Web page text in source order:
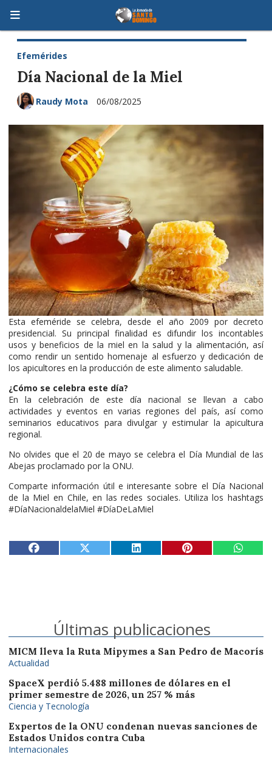
Día Nacional de la Miel
Efemérides
06/08/2025
Raudy Mota
Esta efeméride se celebra, desde el año 2009 por decreto
presidencial. Su principal finalidad es difundir los incontables
usos y beneficios de la miel en la salud y la alimentación, así
como rendir un sentido homenaje al esfuerzo y dedicación de
los apicultores en la producción de este alimento saludable.
¿Cómo se celebra este día?
En la celebración de este día nacional se llevan a cabo
actividades y eventos en varias regiones del país, así como
seminarios educativos para divulgar y estimular la apicultura
regional.
No olvides que el 20 de mayo se celebra el Día Mundial de las
Abejas proclamado por la ONU.
Comparte información útil e interesante sobre el Día Nacional
de la Miel en Chile, en las redes sociales. Utiliza los hashtags
#DíaNacionaldelaMiel #DíaDeLaMiel
Últimas publicaciones
MICM lleva la Ruta Mipymes a San Pedro de Macorís
Actualidad
SpaceX perdió 5.488 millones de dólares en el
primer semestre de 2026, un 257 % más
Ciencia y Tecnología
Expertos de la ONU condenan nuevas sanciones de
Estados Unidos contra Cuba
Internacionales